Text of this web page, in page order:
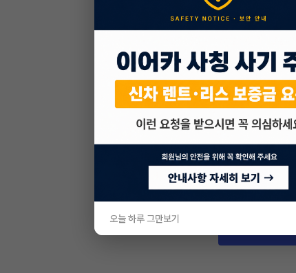
* 정확한 정보는 판
차량 위치
경남 김해시 삼계
오늘 하루 그만보기